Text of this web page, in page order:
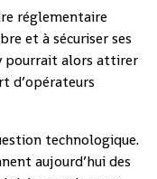
réglementaire
et à sécuriser ses
pourrait alors attirer
d’opérateurs
technologique.
aujourd’hui des